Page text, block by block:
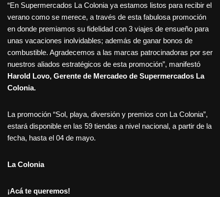
“En Supermercados La Colonia ya estamos listos para recibir el
verano como se merece, a través de esta fabulosa promoción
en donde premiamos su fidelidad con 3 viajes de ensueño para
unas vacaciones inolvidables; además de ganar bonos de
combustible. Agradecemos a las marcas patrocinadoras por ser
nuestros aliados estratégicos de esta promoción”, manifestó
Harold Lovo, Gerente de Mercadeo de Supermercados La
Colonia.
La promoción “Sol, playa, diversión y premios con La Colonia”,
estará disponible en las 59 tiendas a nivel nacional, a partir de la
fecha, hasta el 04 de mayo.
La Colonia
¡Acá te queremos!